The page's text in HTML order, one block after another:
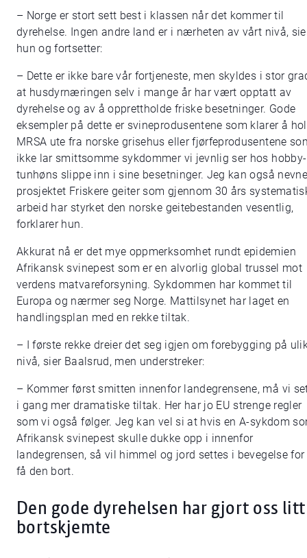
– Norge er stort sett best i klassen når det kommer til
dyrehelse. Ingen andre land er i nærheten av vårt nivå,
hun og fortsetter:
– Dette er ikke bare vår fortjeneste, men skyldes i stor
at husdyrnæringen selv i mange år har vært opptatt av
dyrehelse og av å opprettholde friske besetninger. Gode
eksempler på dette er svineprodusentene som klarer å
MRSA ute fra norske grisehus eller fjørfeprodusentene
ikke lar smittsomme sykdommer vi jevnlig ser hos
tunhøns slippe inn i sine besetninger. Jeg kan også nevne
prosjektet Friskere geiter som gjennom 30 års
arbeid har styrket den norske geitebestanden vesentlig,
forklarer hun.
Akkurat nå er det mye oppmerksomhet rundt epidemien
Afrikansk svinepest som er en alvorlig global trussel mot
verdens matvareforsyning. Sykdommen har kommet til
Europa og nærmer seg Norge. Mattilsynet har laget en
handlingsplan med en rekke tiltak.
– I første rekke dreier det seg igjen om forebygging på
nivå, sier Baalsrud, men understreker:
– Kommer først smitten innenfor landegrensene, må vi
i gang mer dramatiske tiltak. Her har jo EU strenge regler
som vi også følger. Jeg kan vel si at hvis en A-sykdom
Afrikansk svinepest skulle dukke opp i innenfor
landegrensen, så vil himmel og jord settes i bevegelse for
få den bort.
Den gode dyrehelsen har gjort oss litt
bortskjemte